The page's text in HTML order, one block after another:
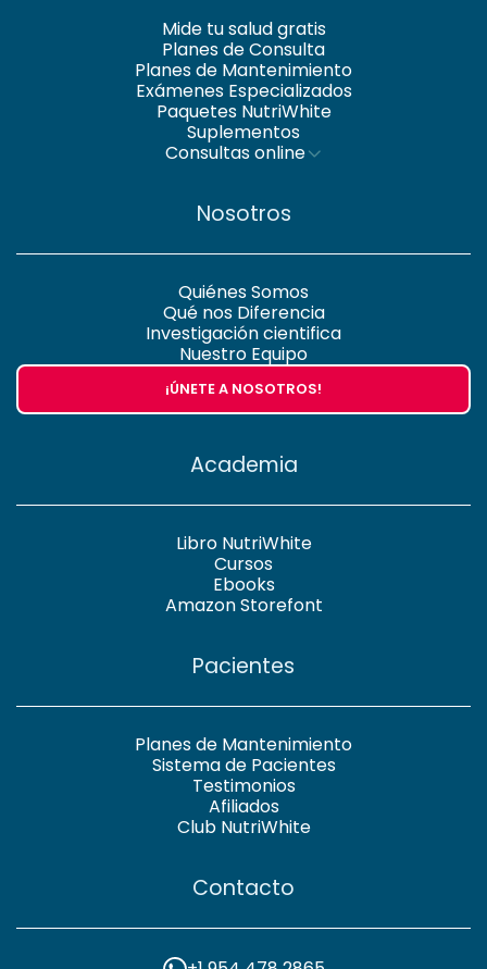
Mide tu salud gratis
Planes de Consulta
Planes de Mantenimiento
Exámenes Especializados
Paquetes NutriWhite
Suplementos
Consultas online
Nosotros
Quiénes Somos
Qué nos Diferencia
Investigación cientifica
Nuestro Equipo
¡ÚNETE A NOSOTROS!
Academia
Libro NutriWhite
Cursos
Ebooks
Amazon Storefont
Pacientes
Planes de Mantenimiento
Sistema de Pacientes
Testimonios
Afiliados
Club NutriWhite
Contacto